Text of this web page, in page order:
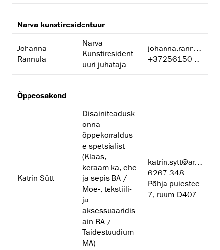
Narva kunstiresidentuur
Johanna
Rannula
Narva
Kunstiresident
uuri juhataja
johanna.rannula@artun.ee
+37256150154
Õppeosakond
Katrin Sütt
Disainiteadusk
onna
õppekorraldus
e spetsialist
(Klaas,
keraamika, ehe
ja sepis BA /
Moe-, tekstiili-
ja
aksessuaaridis
ain BA /
Taidestuudium
MA)
katrin.sytt@artun.ee
6267 348
Põhja puiestee
7, ruum D407